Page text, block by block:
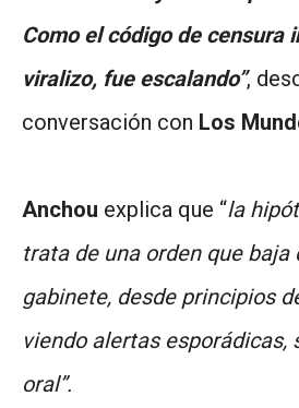
Como el código de censura
viralizo, fue escalando”,
conversación con Los
Anchou explica que “la
trata de una orden que
gabinete, desde principios
viendo alertas esporádicas,
oral”.